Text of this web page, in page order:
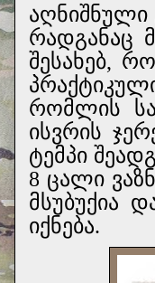
რადგანაც
შესახებ,
რომლის
ისვრის
ტემპი
8 ცალი
მსუბუქია
იქნება.